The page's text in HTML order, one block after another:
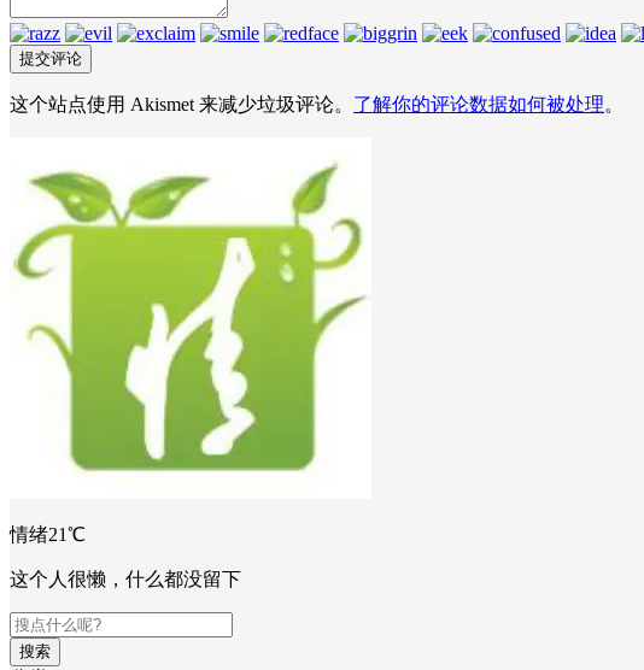
这个站点使用 Akismet 来减少垃圾评论。 了解你的评论数据如何被处理。
情绪21℃
这个人很懒，什么都没留下
搜索